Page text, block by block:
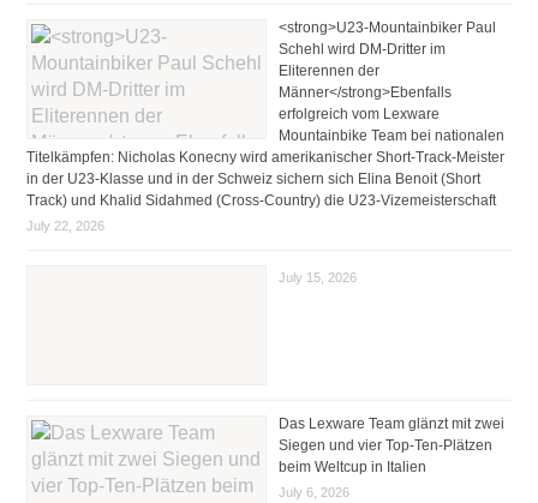
<strong>U23-Mountainbiker Paul
Schehl wird DM-Dritter im
Eliterennen der
Männer</strong>Ebenfalls
erfolgreich vom Lexware
Mountainbike Team bei nationalen
Titelkämpfen: Nicholas Konecny wird amerikanischer Short-Track-Meister
in der U23-Klasse und in der Schweiz sichern sich Elina Benoit (Short
Track) und Khalid Sidahmed (Cross-Country) die U23-Vizemeisterschaft
July 22, 2026
July 15, 2026
Das Lexware Team glänzt mit zwei
Siegen und vier Top-Ten-Plätzen
beim Weltcup in Italien
July 6, 2026